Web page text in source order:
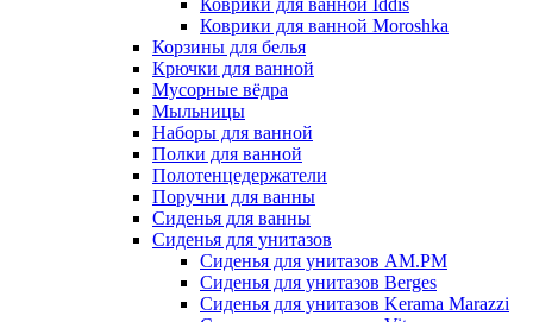
Коврики для ванной Iddis
Коврики для ванной Moroshka
Корзины для белья
Крючки для ванной
Мусорные вёдра
Мыльницы
Наборы для ванной
Полки для ванной
Полотенцедержатели
Поручни для ванны
Сиденья для ванны
Сиденья для унитазов
Сиденья для унитазов AM.PM
Сиденья для унитазов Berges
Сиденья для унитазов Kerama Marazzi